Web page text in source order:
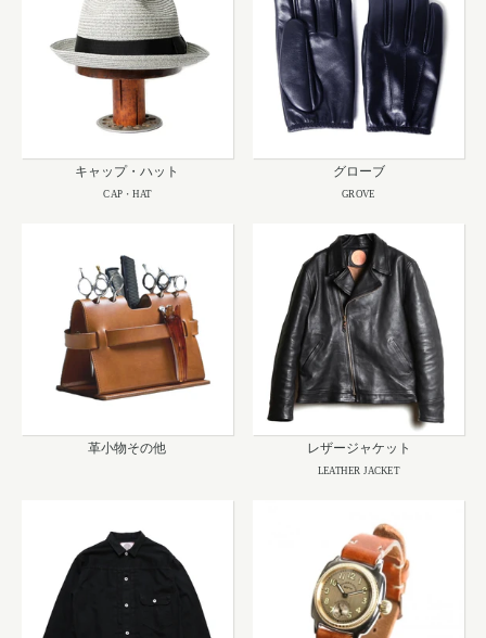
キャップ・ハット
CAP・HAT
グローブ
GROVE
革小物その他 レザージャケット
LEATHER JACKET